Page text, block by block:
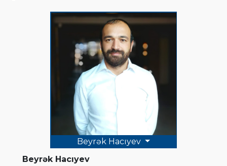
Beyrək Hacıyev
Beyrək Hacıyev